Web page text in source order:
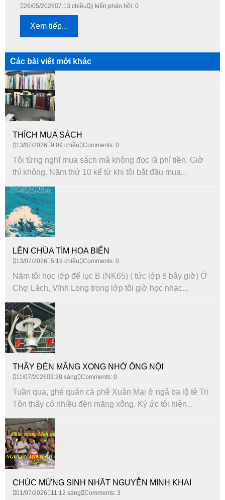
26/05/2026 7:13 chiều ý kiến phản hồi: 0
Xem tiếp...
Các bài viết mới khác
THÍCH MUA SÁCH
13/07/2026 9:09 chiều Comments: 0
Tôi từng nghĩ mua sách mà không đọc là phí tiền. Giờ
thì không. Năm thứ 10 kể từ khi tôi bắt đầu mua...
LÊN CHÙA TÌM HOA BIỂN
13/07/2026 5:19 chiều Comments: 0
Năm tôi học lớp để lục B (NK65) ( tức lớp 8 bây giờ) Ở
Chợ Lách, Vĩnh Long trong lớp tôi giờ học nhạc...
THẤY ĐÈN MĂNG XONG NHỚ ÔNG NỘI
11/07/2026 9:28 sáng Comments: 0
Tuần qua, ghé quán cà phê Xuân Mai ở ngả ba lộ tẻ Tri
Tôn thấy có nhiều đèn măng xông. Ký ức tôi hiện...
CHÚC MỪNG SINH NHẬT NGUYỄN MINH KHAI
01/07/2026 11:12 sáng Comments: 3